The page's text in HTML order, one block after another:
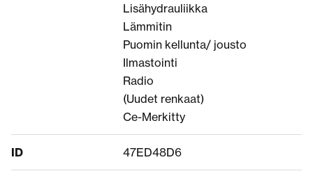
Lisähydrauliikka
Lämmitin
Puomin kellunta/ jousto
Ilmastointi
Radio
(Uudet renkaat)
Ce-Merkitty
ID 47ED48D6